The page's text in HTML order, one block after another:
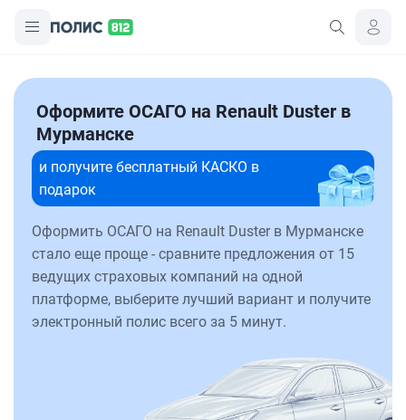
Оформите ОСАГО на Renault Duster в
Мурманске
и получите бесплатный КАСКО в
подарок
Оформить ОСАГО на Renault Duster в Мурманске
стало еще проще - сравните предложения от 15
ведущих страховых компаний на одной
платформе, выберите лучший вариант и получите
электронный полис всего за 5 минут.